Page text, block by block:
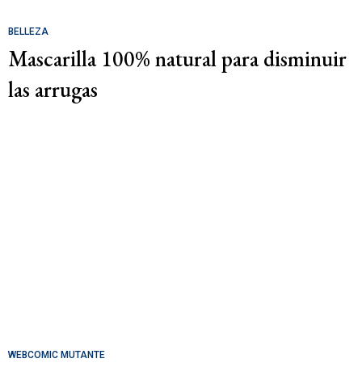
BELLEZA
Mascarilla 100% natural para disminuir
las arrugas
WEBCOMIC MUTANTE